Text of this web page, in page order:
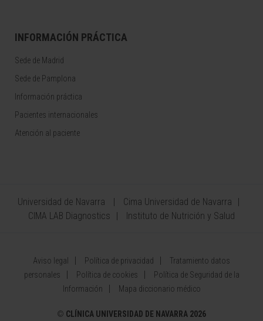
INFORMACIÓN PRÁCTICA
Sede de Madrid
Sede de Pamplona
Información práctica
Pacientes internacionales
Atención al paciente
Universidad de Navarra
Cima Universidad de Navarra
CIMA LAB Diagnostics
Instituto de Nutrición y Salud
Aviso legal Política de privacidad
Tratamiento datos
personales
Política de cookies
Política de Seguridad de la
Información
Mapa diccionario médico
© CLÍNICA UNIVERSIDAD DE NAVARRA 2026